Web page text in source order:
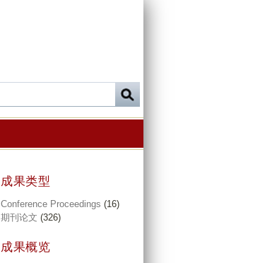
成果类型
Conference Proceedings (16)
期刊论文 (326)
成果概览